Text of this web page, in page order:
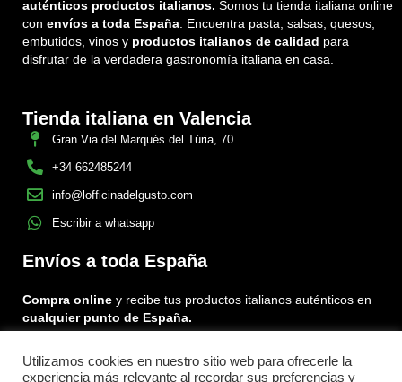
auténticos productos italianos. Somos tu tienda italiana online
con envíos a toda España . Encuentra pasta, salsas, quesos,
embutidos, vinos y productos italianos de calidad para
disfrutar de la verdadera gastronomía italiana en casa.
Tienda italiana en Valencia
Gran Via del Marqués del Túria, 70
+34 662485244
info@lofficinadelgusto.com
Escribir a whatsapp
Envíos a toda España
Compra online y recibe tus productos italianos auténticos en
cualquier punto de España.
Encuéntranos en:
Utilizamos cookies en nuestro sitio web para ofrecerle la
experiencia más relevante al recordar sus preferencias y